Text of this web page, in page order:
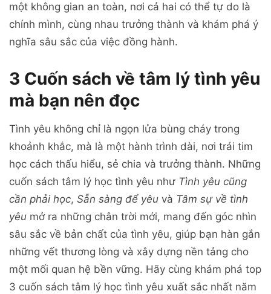
một không gian an toàn, nơi cả hai có thể tự do là
chính mình, cùng nhau trưởng thành và khám phá ý
nghĩa sâu sắc của việc đồng hành.
3 Cuốn sách về tâm lý tình yêu
mà bạn nên đọc
Tình yêu không chỉ là ngọn lửa bùng cháy trong
khoảnh khắc, mà là một hành trình dài, nơi trái tim
học cách thấu hiểu, sẻ chia và trưởng thành. Những
cuốn sách tâm lý học tình yêu như Tình yêu cũng
cần phải học, Sẵn sàng để yêu và Tâm sự về tình
yêu mở ra những chân trời mới, mang đến góc nhìn
sâu sắc về bản chất của tình yêu, giúp bạn hàn gắn
những vết thương lòng và xây dựng nền tảng cho
một mối quan hệ bền vững. Hãy cùng khám phá top
3 cuốn sách tâm lý học tình yêu xuất sắc nhất năm